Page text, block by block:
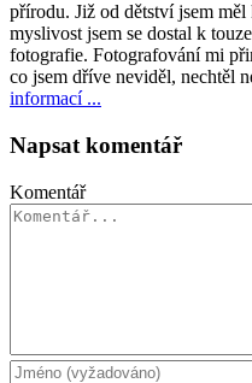
přírodu. Již od dětství jsem
myslivost jsem se dostal k
fotografie. Fotografování mi
co jsem dříve neviděl, nechtěl
informací ...
Napsat komentář
Komentář